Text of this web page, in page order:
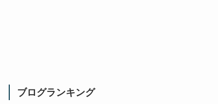
ブログランキング